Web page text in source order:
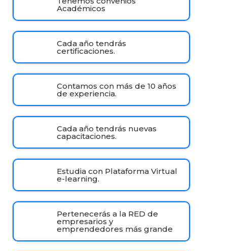
Académicos
Cada año tendrás
certificaciones.
Contamos con más de 10 años
de experiencia.
Cada año tendrás nuevas
capacitaciones.
Estudia con Plataforma Virtual
e-learning.
Pertenecerás a la RED de
empresarios y
emprendedores más grande